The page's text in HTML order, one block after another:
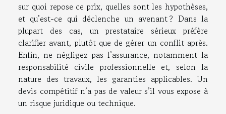
sur quoi repose ce prix, quelles sont les hypothèses,
et qu’est-ce qui déclenche un avenant ? Dans la
plupart des cas, un prestataire sérieux préfère
clarifier avant, plutôt que de gérer un conflit après.
Enfin, ne négligez pas l’assurance, notamment la
responsabilité civile professionnelle et, selon la
nature des travaux, les garanties applicables. Un
devis compétitif n’a pas de valeur s’il vous expose à
un risque juridique ou technique.